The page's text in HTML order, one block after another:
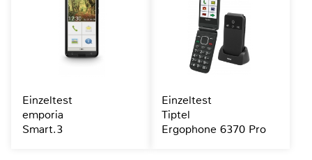
Einzeltest
emporia
Smart.3
Einzeltest
Tiptel
Ergophone 6370 Pro